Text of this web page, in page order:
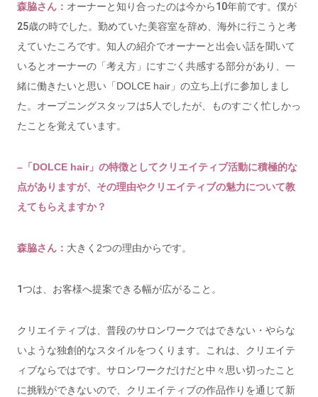
森脇さん： オーナーと知り合ったのは今から10年前です。僕が
25歳の時でした。勤めていた美容室を辞め、海外に行こうと考
えていたころです。知人の紹介でオーナーと出会い話を聞いて
いるとオーナーの「 考え方」 にすごく共感する部分があり、一
緒に働きたいと思い「DOLCE hair」の立ち上げに参加しまし
た。 オープニングスタッフは5人でしたが、
ものすごく忙しかっ
たことを覚えています。
–「DOLCE hair」の特徴としてクリエイティブ活動に積極的な
点がありますが、その理由やクリエイティブの魅力について教
えてもらえますか？
森脇さん： 大きく2つの理由からです。
1つは、お客様へ提案できる幅が広がること。
クリエイティブは、普段のサロンワークではできない・やらな
いような独創的なスタイルをつくります。これは、クリエイテ
ィブならではです。サロンワークだけだと中々思い切ったこと
に挑戦ができないので、クリエイティブの作品作りを通じて新